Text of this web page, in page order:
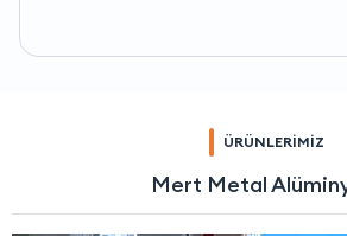
ÜRÜNLERİMİZ
Mert Metal